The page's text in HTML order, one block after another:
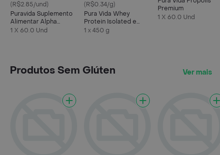
(R$2.85/und)
Puravida Suplemento
Alimentar Alpha
Women Premium
1 X 60.0 Und
(R$0.34/g)
Pura Vida Whey
Protein Isolated e
Purified Sabor Vanilla
1 x 450 g
Premium
1 X 60.0 Und
Produtos Sem Glúten Ver mais